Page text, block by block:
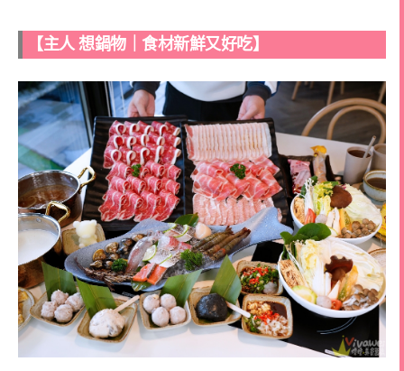
【主人 想鍋物｜食材新鮮又好吃】